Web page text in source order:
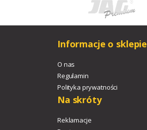
Informacje o sklepie
O nas
Regulamin
Polityka prywatności
Na skróty
Reklamacje